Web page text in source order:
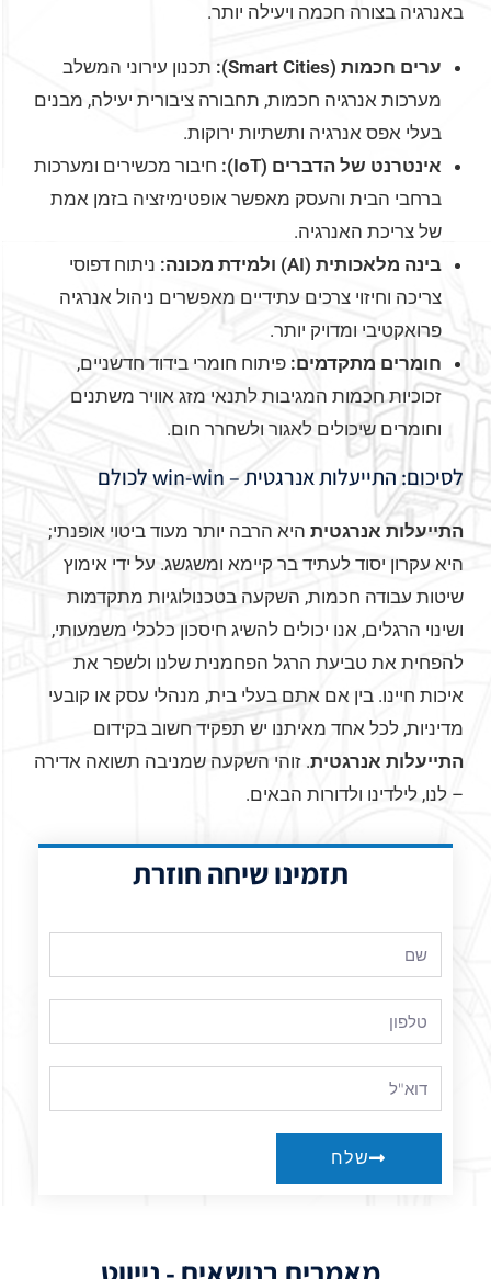
תזמינו שיחה חוזרת
שלח
באנרגיה בצורה חכמה ויעילה יותר.
ערים חכמות (Smart Cities):
תכנון עירוני המשלב
מערכות אנרגיה חכמות, תחבורה ציבורית יעילה, מבנים
בעלי אפס אנרגיה ותשתיות ירוקות.
אינטרנט של הדברים (IoT):
חיבור מכשירים ומערכות
ברחבי הבית והעסק מאפשר אופטימיזציה בזמן אמת
של צריכת האנרגיה.
בינה מלאכותית (AI) ולמידת מכונה:
ניתוח דפוסי
צריכה וחיזוי צרכים עתידיים מאפשרים ניהול אנרגיה
פרואקטיבי ומדויק יותר.
חומרים מתקדמים: פיתוח חומרי בידוד חדשניים,
זכוכיות חכמות המגיבות לתנאי מזג אוויר משתנים
וחומרים שיכולים לאגור ולשחרר חום.
לסיכום: התייעלות אנרגטית – win-win לכולם
התייעלות אנרגטית היא הרבה יותר מעוד ביטוי אופנתי;
היא עקרון יסוד לעתיד בר קיימא ומשגשג. על ידי אימוץ
שיטות עבודה חכמות, השקעה בטכנולוגיות מתקדמות
ושינוי הרגלים, אנו יכולים להשיג חיסכון כלכלי משמעותי,
להפחית את טביעת הרגל הפחמנית שלנו ולשפר את
איכות חיינו. בין אם אתם בעלי בית, מנהלי עסק או קובעי
מדיניות, לכל אחד מאיתנו יש תפקיד חשוב בקידום
התייעלות אנרגטית. זוהי השקעה שמניבה תשואה אדירה
– לנו, לילדינו ולדורות הבאים.